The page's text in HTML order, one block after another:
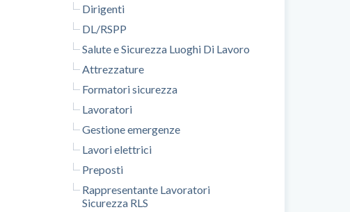
Dirigenti
DL/RSPP
Salute e Sicurezza Luoghi Di Lavoro
Attrezzature
Formatori sicurezza
Lavoratori
Gestione emergenze
Lavori elettrici
Preposti
Rappresentante Lavoratori
Sicurezza RLS